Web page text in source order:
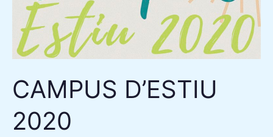
CAMPUS D’ESTIU
2020